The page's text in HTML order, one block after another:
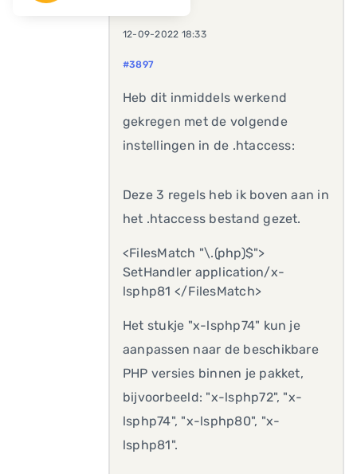
12-09-2022 18:33
#3897
Heb dit inmiddels werkend
gekregen met de volgende
instellingen in de .htaccess:
Deze 3 regels heb ik boven aan in
het .htaccess bestand gezet.
<FilesMatch "\.(php)$">
SetHandler application/x-
lsphp81 </FilesMatch>
Het stukje "x-lsphp74" kun je
aanpassen naar de beschikbare
PHP versies binnen je pakket,
bijvoorbeeld: "x-lsphp72", "x-
lsphp74", "x-lsphp80", "x-
lsphp81".